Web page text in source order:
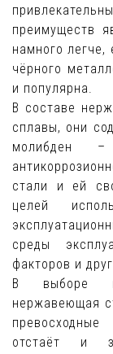
преимуществ
намного
чёрного
и популярна.
В составе
сплавы, они
молибден
стали и ей
целей
среды
факторов и
В выборе
нержавеющая
отстаёт и